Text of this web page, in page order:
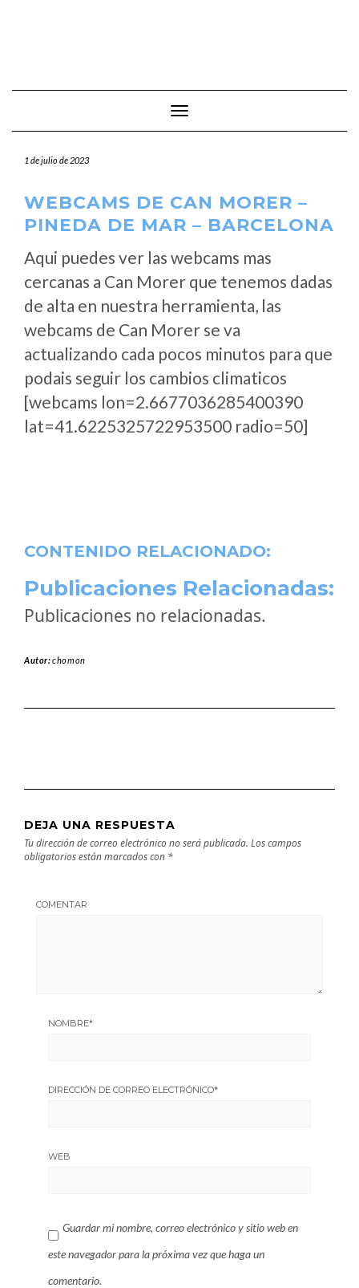
Cambiar modo de navegación
1 de julio de 2023
WEBCAMS DE CAN MORER –
PINEDA DE MAR – BARCELONA
Aqui puedes ver las webcams mas
cercanas a Can Morer que tenemos dadas
de alta en nuestra herramienta, las
webcams de Can Morer se va
actualizando cada pocos minutos para que
podais seguir los cambios climaticos
[webcams lon=2.6677036285400390
lat=41.6225325722953500 radio=50]
CONTENIDO RELACIONADO:
Publicaciones Relacionadas:
Publicaciones no relacionadas.
Autor:chomon
DEJA UNA RESPUESTA
Tu dirección de correo electrónico no será publicada. Los campos
obligatorios están marcados con *
COMENTAR
NOMBRE*
DIRECCIÓN DE CORREO ELECTRÓNICO*
WEB
Guardar mi nombre, correo electrónico y sitio web en
este navegador para la próxima vez que haga un
comentario.